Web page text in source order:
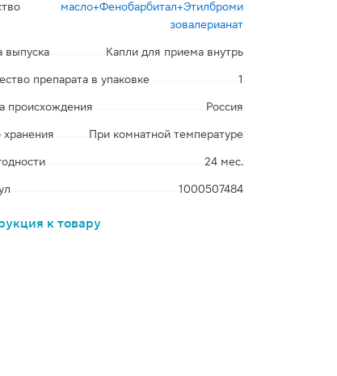
масло+Фенобарбитал+Этилброми
зовалерианат
выпуска Капли для приема внутрь
препарата в упаковке 1
происхождения Россия
При комнатной температуре
24 мес.
1000507484
к товару